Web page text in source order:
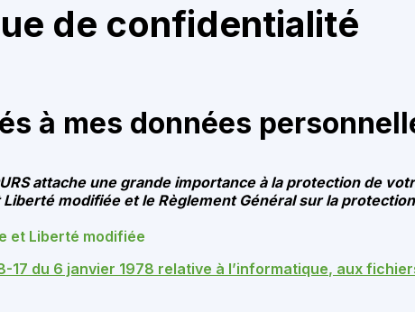
de confidentialité
à mes données
attache une grande importance à la protection de
modifiée et le Règlement Général sur la
et Liberté modifiée
17 du 6 janvier 1978 relative à l’informatique, aux